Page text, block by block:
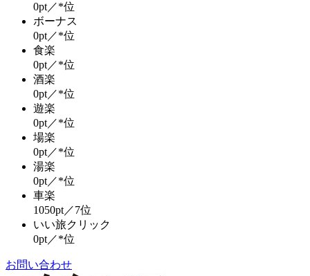
0pt／*位
ボーナス
0pt／*位
食楽
0pt／*位
酒楽
0pt／*位
遊楽
0pt／*位
場楽
0pt／*位
湯楽
0pt／*位
車楽
1050pt／7位
いい旅クリック
0pt／*位
お問い合わせ